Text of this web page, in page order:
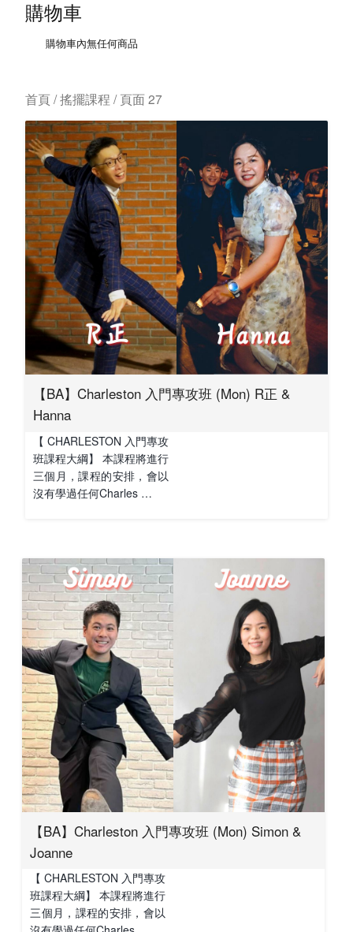
購物車
購物車內無任何商品
首頁/ 搖擺課程 / 頁面 27
【BA】Charleston 入門專攻班 (Mon) R正 &
Hanna
【 CHARLESTON 入門專攻
班課程大綱】 本課程將進行
三個月，課程的安排，會以
沒有學過任何Charles …
【BA】Charleston 入門專攻班 (Mon) Simon &
Joanne
【 CHARLESTON 入門專攻
班課程大綱】 本課程將進行
三個月，課程的安排，會以